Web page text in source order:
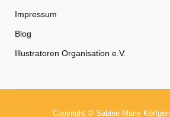
Impressum
Blog
Illustratoren Organisation e.V.
Copyright © Sabine Marie